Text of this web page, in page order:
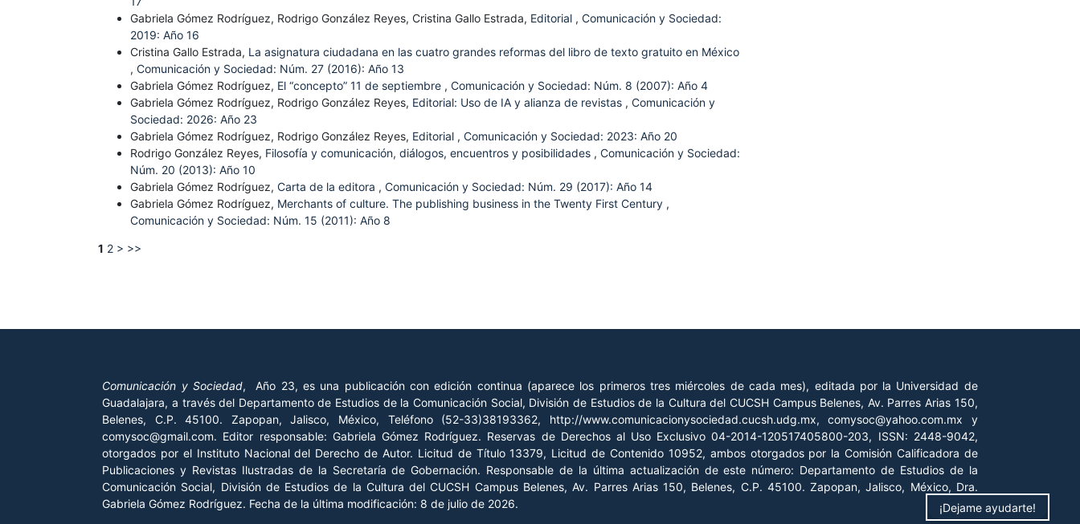
Gabriela Gómez Rodríguez, Rodrigo González Reyes, Cristina Gallo Estrada, Editorial , Comunicación y Sociedad:
2019: Año 16
Cristina Gallo Estrada, La asignatura ciudadana en las cuatro grandes reformas del libro de texto gratuito en México
, Comunicación y Sociedad: Núm. 27 (2016): Año 13
Gabriela Gómez Rodríguez, El “concepto” 11 de septiembre , Comunicación y Sociedad: Núm. 8 (2007): Año 4
Gabriela Gómez Rodríguez, Rodrigo González Reyes, Editorial: Uso de IA y alianza de revistas , Comunicación y
Sociedad: 2026: Año 23
Gabriela Gómez Rodríguez, Rodrigo González Reyes, Editorial , Comunicación y Sociedad: 2023: Año 20
Rodrigo González Reyes, Filosofía y comunicación, diálogos, encuentros y posibilidades , Comunicación y Sociedad:
Núm. 20 (2013): Año 10
Gabriela Gómez Rodríguez, Carta de la editora , Comunicación y Sociedad: Núm. 29 (2017): Año 14
Gabriela Gómez Rodríguez, Merchants of culture. The publishing business in the Twenty First Century ,
Comunicación y Sociedad: Núm. 15 (2011): Año 8
1 2 > >>
Comunicación y Sociedad, Año 23, es una publicación con edición continua (aparece los primeros tres miércoles de cada mes), editada por la Universidad de
Guadalajara, a través del Departamento de Estudios de la Comunicación Social, División de Estudios de la Cultura del CUCSH Campus Belenes, Av. Parres Arias 150,
Belenes, C.P. 45100. Zapopan, Jalisco, México, Teléfono (52-33)38193362, http://www.comunicacionysociedad.cucsh.udg.mx, comysoc@yahoo.com.mx y
comysoc@gmail.com. Editor responsable: Gabriela Gómez Rodríguez. Reservas de Derechos al Uso Exclusivo 04-2014-120517405800-203, ISSN: 2448-9042,
otorgados por el Instituto Nacional del Derecho de Autor. Licitud de Título 13379, Licitud de Contenido 10952, ambos otorgados por la Comisión Calificadora de
Publicaciones y Revistas Ilustradas de la Secretaría de Gobernación. Responsable de la última actualización de este número: Departamento de Estudios de la
Comunicación Social, División de Estudios de la Cultura del CUCSH Campus Belenes, Av. Parres Arias 150, Belenes, C.P. 45100. Zapopan, Jalisco, México, Dra.
Gabriela Gómez Rodríguez. Fecha de la última modificación: 8 de julio de 2026.
¡Dejame ayudarte!